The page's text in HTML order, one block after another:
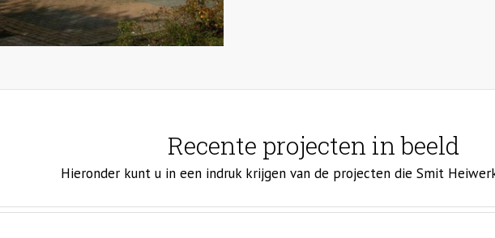
Recente projecten in beeld
Hieronder kunt u in een indruk krijgen van de projecten die Smit